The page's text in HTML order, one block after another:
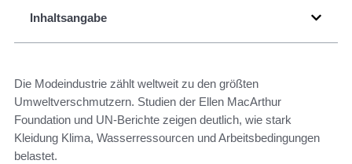
Inhaltsangabe
Die Modeindustrie zählt weltweit zu den größten
Umweltverschmutzern. Studien der Ellen MacArthur
Foundation und UN-Berichte zeigen deutlich, wie stark
Kleidung Klima, Wasserressourcen und Arbeitsbedingungen
belastet.